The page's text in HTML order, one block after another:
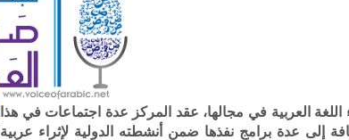
اللغة العربية في مجالها، عقد المركز عدة اجتماعات في هذا
إلى عدة برامج نفذها ضمن أنشطته الدولية لإثراء عربية